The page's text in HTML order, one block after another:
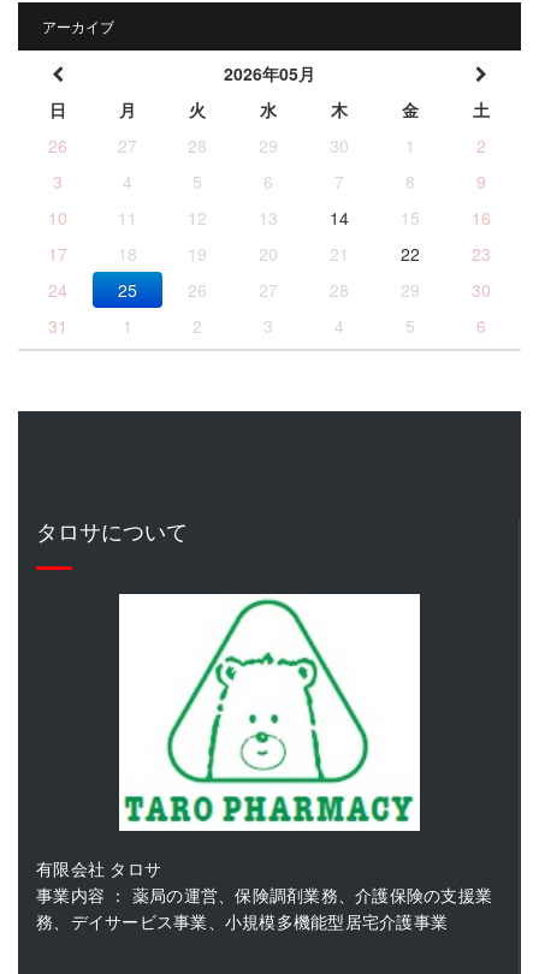
アーカイブ
2026年05月
日
月 火 水 木 金
土
26
27 28 29 30 1
2
3
4 5 6 7 8
9
10
11 12 13 14 15
16
17
18 19 20 21 22
23
24
25 26 27 28 29
30
31
1 2 3 4 5 6
タロサについて
有限会社 タロサ
事業内容 ： 薬局の運営、保険調剤業務、介護保険の支援業
務、デイサービス事業、小規模多機能型居宅介護事業